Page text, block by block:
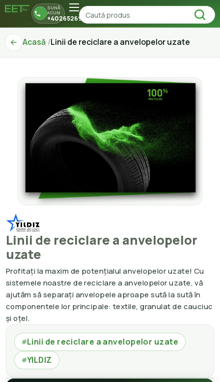
SUNĂ
ACUM
+40265269150
Acasă Linii de reciclare a anvelopelor uzate
Linii de reciclare a anvelopelor
uzate
Profitați la maxim de potențialul anvelopelor uzate! Cu
sistemele noastre de reciclare a anvelopelor uzate, vă
ajutăm să separați anvelopele aproape sută la sută în
componentele lor principale: textile, granulat de cauciuc
și oțel.
#Linii de reciclare a anvelopelor uzate
#YILDIZ